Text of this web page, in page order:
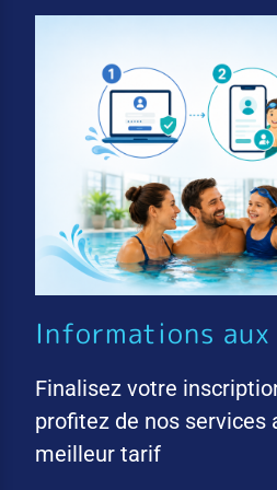
Informations aux
Finalisez votre
profitez de nos services
meilleur tarif